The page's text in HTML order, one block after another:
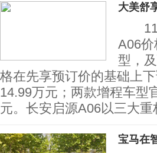
大美舒
11
A06
型，
格在先享预订价的基础上
14.99万元；两款增程车型
元。长安启源A06以三大
宝马在